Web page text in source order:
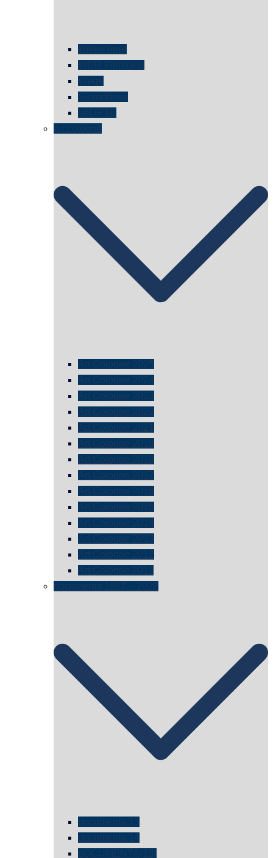
kölner oper
WDR Filmhaus
Wege
Strandhaus
unORTE
art cologne
Art Cologne 2025
Art Cologne 2024
Art Cologne 2023
Art Cologne 2022
Art Cologne 2021
Art Cologne 2019
Art Cologne 2018
Art Cologne 2017
Art Cologne 2016
Art Cologne 2015
Art Cologne 2014
Art Cologne 2013
Art Cologne 2012
Art Cologne 2011
documenta 1987 – 2022
documenta 15
documenta 14
dOCUMENTA(13)